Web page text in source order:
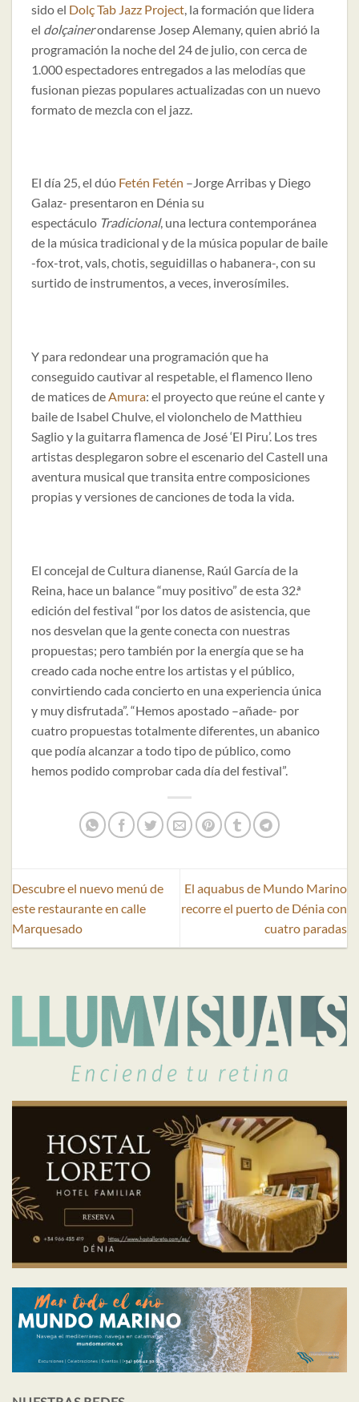
sido el Dolç Tab Jazz Project , la formación que lidera
el dolçainerondarense Josep Alemany, quien abrió la
programación la noche del 24 de julio, con cerca de
1.000 espectadores entregados a las melodías que
fusionan piezas populares actualizadas con un nuevo
formato de mezcla con el jazz.
El día 25, el dúo Fetén Fetén –Jorge Arribas y Diego
Galaz- presentaron en Dénia su
espectáculo Tradicional, una lectura contemporánea
de la música tradicional y de la música popular de baile
-fox-trot, vals, chotis, seguidillas o habanera-, con su
surtido de instrumentos, a veces, inverosímiles.
Y para redondear una programación que ha
conseguido cautivar al respetable, el flamenco lleno
de matices deAmura: el proyecto que reúne el cante y
baile de Isabel Chulve, el violonchelo de Matthieu
Saglio y la guitarra flamenca de José ‘El Piru’. Los tres
artistas desplegaron sobre el escenario del Castell una
aventura musical que transita entre composiciones
propias y versiones de canciones de toda la vida.
El concejal de Cultura dianense, Raúl García de la
Reina, hace un balance “muy positivo” de esta 32.ª
edición del festival “por los datos de asistencia, que
nos desvelan que la gente conecta con nuestras
propuestas; pero también por la energía que se ha
creado cada noche entre los artistas y el público,
convirtiendo cada concierto en una experiencia única
y muy disfrutada”. “Hemos apostado –añade- por
cuatro propuestas totalmente diferentes, un abanico
que podía alcanzar a todo tipo de público, como
hemos podido comprobar cada día del festival”.
Descubre el nuevo menú de
este restaurante en calle
Marquesado
El aquabus de Mundo Marino
recorre el puerto de Dénia con
cuatro paradas